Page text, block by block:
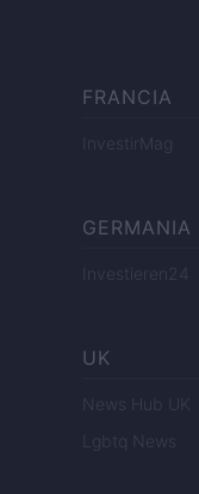
FRANCIA
InvestirMag
GERMANIA
Investieren24
UK
News Hub UK
Lgbtq News